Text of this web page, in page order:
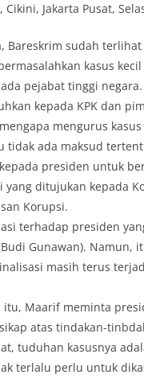
Jakarta Pusat,
Bareskrim sudah
kasus
pejabat tinggi negara.
kepada KPK dan
mengurus
tidak ada maksud
presiden untuk
yang ditujukan kepada
Korupsi.
terhadap presiden
Gunawan). Namun,
masih terus
itu, Maarif meminta
atas tindakan-
tuduhan kasusnya
terlalu perlu untuk